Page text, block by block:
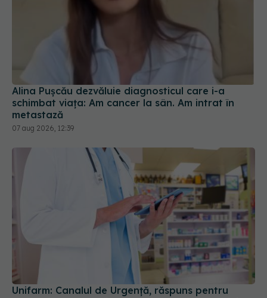
Alina Pușcău dezvăluie diagnosticul care i-a
schimbat viața: Am cancer la sân. Am intrat în
metastază
07 aug 2026, 12:39
Unifarm: Canalul de Urgență, răspuns pentru